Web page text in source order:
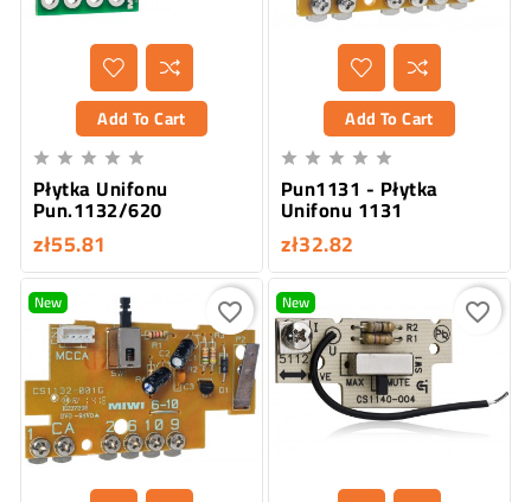
Add To Cart
    
Płytka Unifonu
Pun.1132/620
zł55.81
Add To Cart
    
Pun1131 - Płytka
Unifonu 1131
zł32.82
New favorite_border New favorite_border